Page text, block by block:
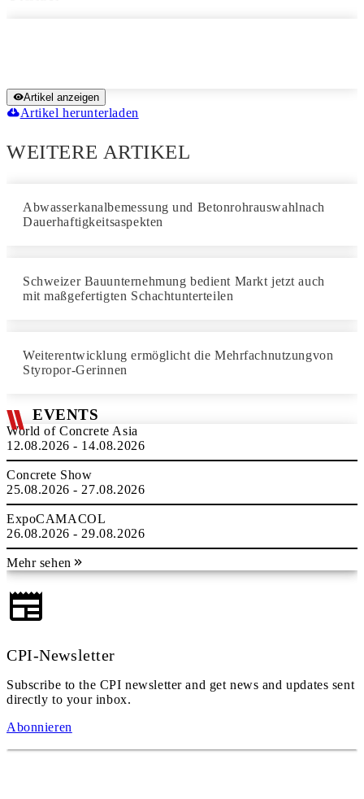
Artikel anzeigen
Artikel herunterladen
WEITERE ARTIKEL
Abwasserkanalbemessung und Betonrohrauswahlnach
Dauerhaftigkeitsaspekten
Schweizer Bauunternehmung bedient Markt jetzt auch
mit maßgefertigten Schachtunterteilen
Weiterentwicklung ermöglicht die Mehrfachnutzungvon
Styropor-Gerinnen
EVENTS
World of Concrete Asia
12.08.2026 - 14.08.2026
Concrete Show
25.08.2026 - 27.08.2026
ExpoCAMACOL
26.08.2026 - 29.08.2026
Mehr sehen
CPI-Newsletter
Subscribe to the CPI newsletter and get news and updates sent
directly to your inbox.
Abonnieren